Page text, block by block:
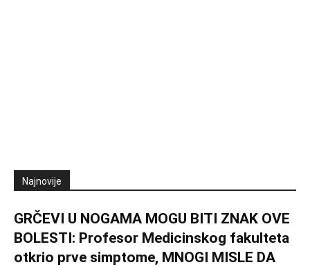
Najnovije
GRČEVI U NOGAMA MOGU BITI ZNAK OVE
BOLESTI: Profesor Medicinskog fakulteta
otkrio prve simptome, MNOGI MISLE DA